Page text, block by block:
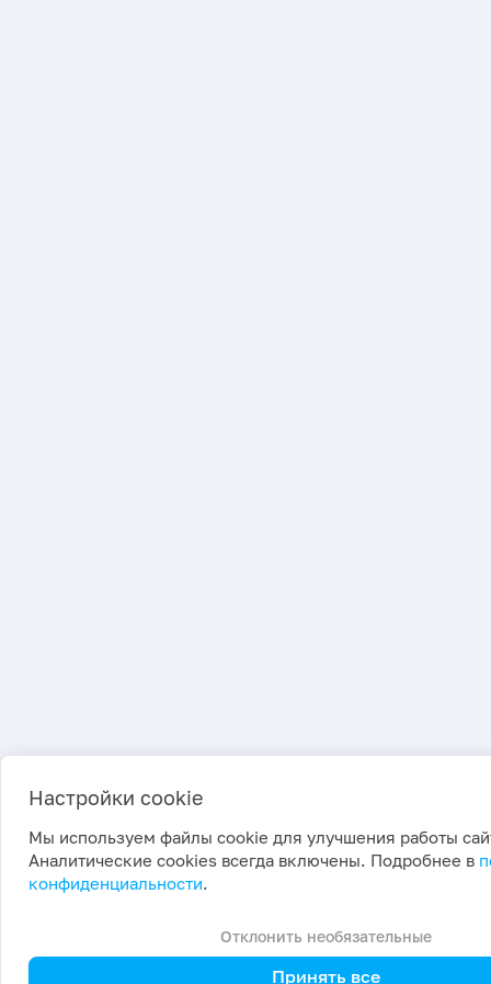
Настройки cookie
Мы используем файлы cookie для улучшения работы
Аналитические cookies всегда включены. Подробнее в
конфиденциальности.
Отклонить необязательные
Принять все